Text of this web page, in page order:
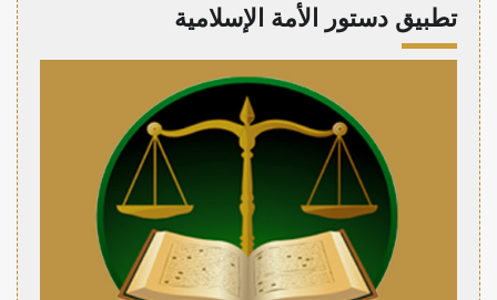
تطبيق دستور الأمة الإسلامية